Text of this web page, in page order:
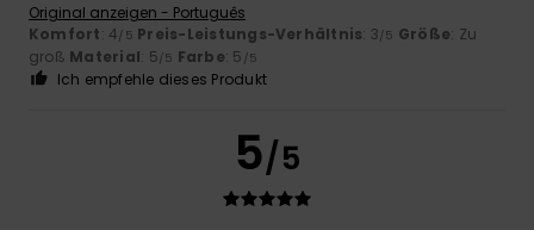
Original anzeigen - Português
Komfort: 4/5 Preis-Leistungs-Verhältnis: 3/5 Größe: Zu
groß Material: 5/5 Farbe: 5 /5
Ich empfehle dieses Produkt
5/5